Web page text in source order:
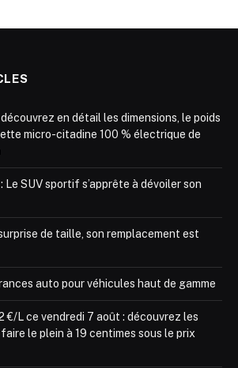
en détail les dimensions, le poids
micro-citadine 100 % électrique de
Le SUV sportif s’apprête à dévoiler son
de taille, son remplacement est
auto pour véhicules haut de gamme
€/L ce vendredi 7 août : découvrez les
le plein à 19 centimes sous le prix